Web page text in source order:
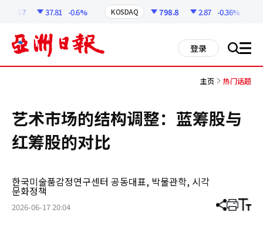
37.81 -0.6% KOSDAQ 798.8 2.87 -0.36%
登录 搜 all
主页 热门话题
艺术市场的结构调整：蓝筹股与
红筹股的对比
한국미술품감정연구센터 공동대표, 박물관학, 시각
문화정책
2026-06-17 20:04 分 打 调